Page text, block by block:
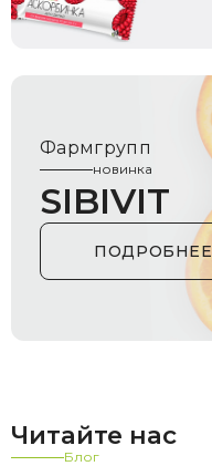
Фармгрупп
новинка
SIBIVIT
ПОДРОБНЕЕ
Читайте нас
Блог